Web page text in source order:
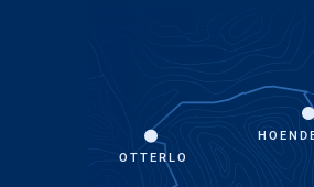
OTTERLO